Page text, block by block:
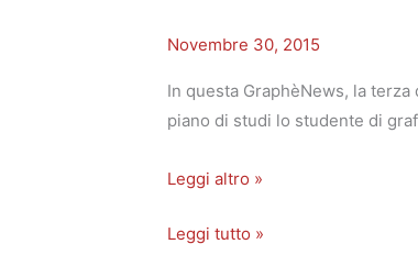
Novembre 30, 2015
In questa GraphèNews, la
piano di studi lo studente di
e
Leggi altro »
e
Leggi tutto »